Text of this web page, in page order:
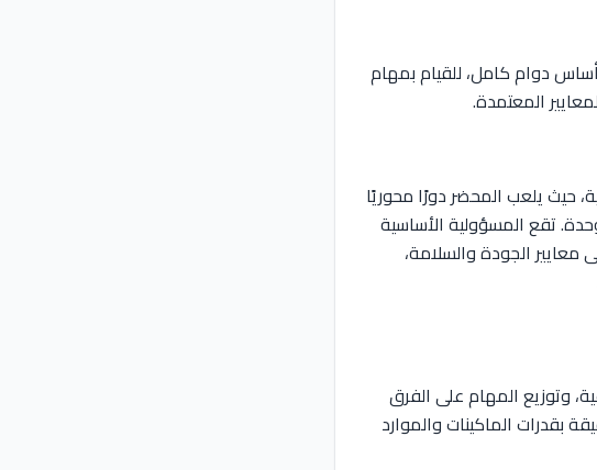
دوام كامل، للقيام بمهام
المعتمدة.
يلعب المحضر دورًا محوريًا
تقع المسؤولية الأساسية
معايير الجودة والسلامة،
وتوزيع المهام على الفرق
بقدرات الماكينات والموارد